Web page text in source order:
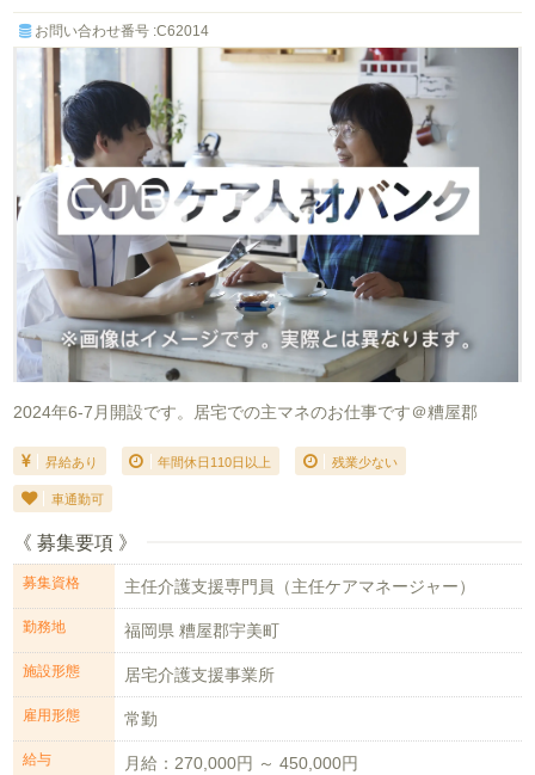
お問い合わせ番号 :C62014
2024年6-7月開設です。居宅での主マネのお仕事です＠糟屋郡
昇給あり 年間休日110日以上 残業少ない
車通勤可
《 募集要項 》
募集資格 主任介護支援専門員（主任ケアマネージャー）
勤務地 福岡県 糟屋郡宇美町
施設形態 居宅介護支援事業所
雇用形態 常勤
給与 月給：270,000円 ～ 450,000円